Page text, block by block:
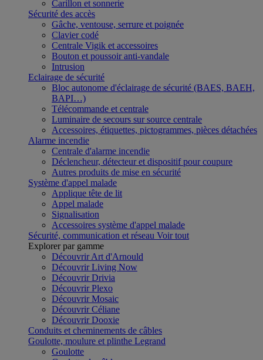
Carillon et sonnerie
Sécurité des accès
Gâche, ventouse, serrure et poignée
Clavier codé
Centrale Vigik et accessoires
Bouton et poussoir anti-vandale
Intrusion
Eclairage de sécurité
Bloc autonome d'éclairage de sécurité (BAES, BAEH,
BAPI…)
Télécommande et centrale
Luminaire de secours sur source centrale
Accessoires, étiquettes, pictogrammes, pièces détachées
Alarme incendie
Centrale d'alarme incendie
Déclencheur, détecteur et dispositif pour coupure
Autres produits de mise en sécurité
Système d'appel malade
Applique tête de lit
Appel malade
Signalisation
Accessoires système d'appel malade
Sécurité, communication et réseau Voir tout
Explorer par gamme
Découvrir Art d'Arnould
Découvrir Living Now
Découvrir Drivia
Découvrir Plexo
Découvrir Mosaic
Découvrir Céliane
Découvrir Dooxie
Conduits et cheminements de câbles
Goulotte, moulure et plinthe Legrand
Goulotte